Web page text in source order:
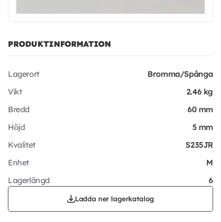
PRODUKTINFORMATION
Lagerort
Bromma/Spånga
Vikt
2.46 kg
Bredd
60 mm
Höjd
5 mm
Kvalitet
S235JR
Enhet
M
Lagerlängd
6
Ladda ner lagerkatalog